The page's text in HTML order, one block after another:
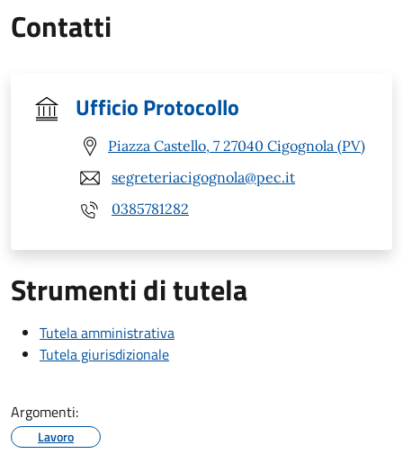
Contatti
Ufficio Protocollo
Piazza Castello, 7 27040 Cigognola (PV)
segreteriacigognola@pec.it
0385781282
Strumenti di tutela
Tutela amministrativa
Tutela giurisdizionale
Argomenti:
Lavoro